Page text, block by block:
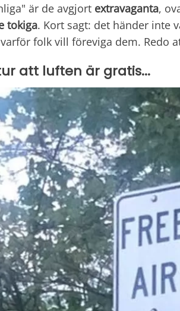
är de avgjort extravaganta,
tokiga. Kort sagt: det händer inte
folk vill föreviga dem. Redo
att luften är gratis...